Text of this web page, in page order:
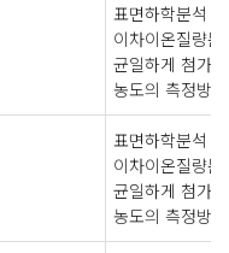
표면하학분석 -
이차이온질량
균일하게 첨가
농도의 측정방법
표면하학분석 -
이차이온질량
균일하게 첨가
농도의 측정방법